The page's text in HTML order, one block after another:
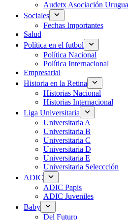
Audetx Asociación
Sociales
Fechas Importantes
Salud
Política en el futbol
Política Nacional
Política Internacional
Empresarial
Historia en la Retina
Historias Nacional
Historias Internacional
Liga Universitaria
Universitaria A
Universitaria B
Universitaria C
Universitaria D
Universitaria E
Universitaria Seleccción
ADIC
ADIC Papis
ADIC Juveniles
Baby
Del Futuro